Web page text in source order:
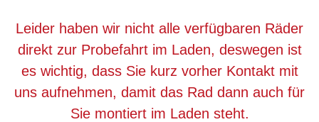
Leider haben wir nicht alle verfügbaren Räder
direkt zur Probefahrt im Laden, deswegen ist
es wichtig, dass Sie kurz vorher Kontakt mit
uns aufnehmen, damit das Rad dann auch für
Sie montiert im Laden steht.